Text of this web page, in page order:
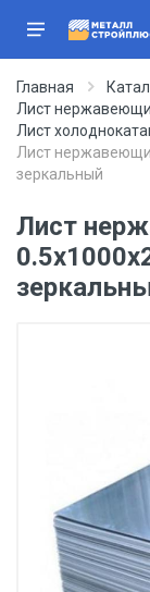
Главная
Лист
Лист
Лист
зеркальный
Лист